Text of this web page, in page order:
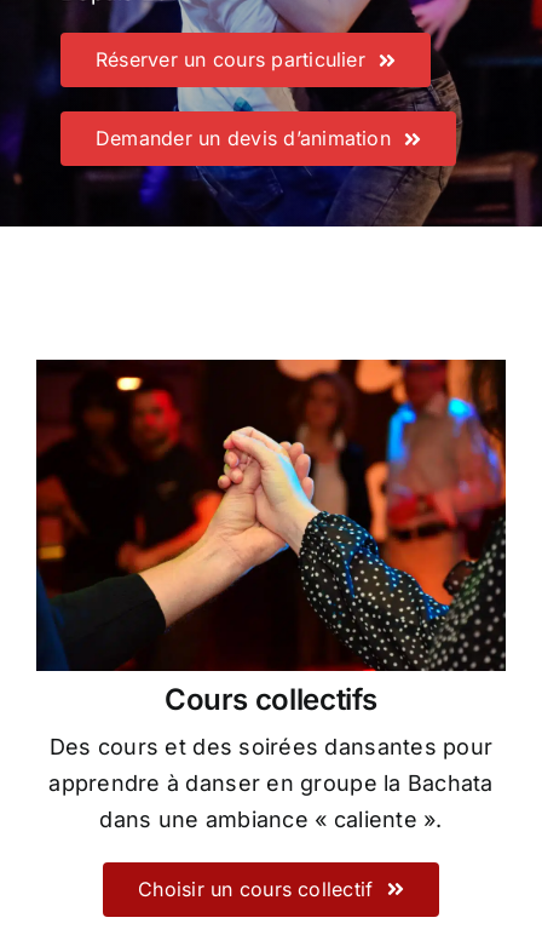
Réserver un cours particulier
Demander un devis d’animation
Cours collectifs
Des cours et des soirées dansantes pour
apprendre à danser en groupe la Bachata
dans une ambiance « caliente ».
Choisir un cours collectif